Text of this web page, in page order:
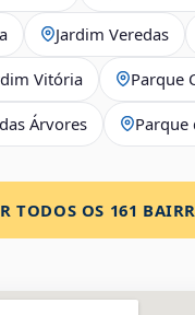
Jardim Veredas
Vitória Parque
Árvores Parque
TODOS OS 161